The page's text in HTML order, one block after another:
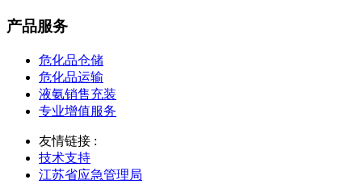
产品服务
危化品仓储
危化品运输
液氨销售充装
专业增值服务
友情链接 :
技术支持
江苏省应急管理局